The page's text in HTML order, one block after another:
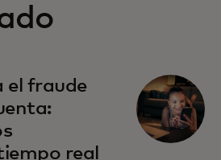
el fraude
real